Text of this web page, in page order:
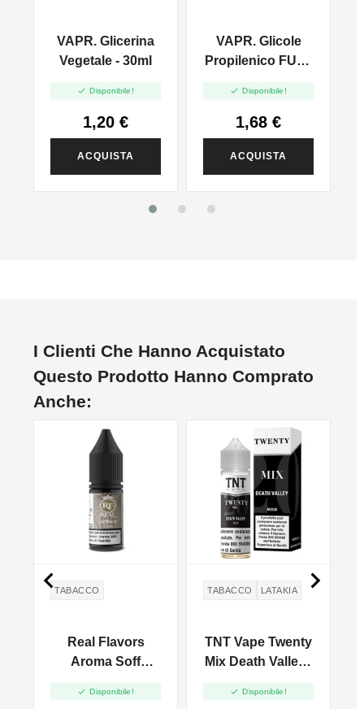
VAPR. Glicerina
Vegetale - 30ml
 Disponibile!
1,20 €
ACQUISTA
VAPR. Glicole
Propilenico FULL
 Disponibile!
1,68 €
ACQUISTA
I Clienti Che Hanno Acquistato
Questo Prodotto Hanno Comprato
Anche:
TABACCO
Real Flavors
Aroma Soff
 Disponibile!
TABACCO LATAKIA
TNT Vape Twenty
Mix Death Valley -
20ml
 Disponibile!
 